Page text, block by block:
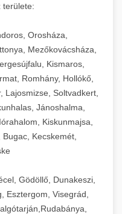
megoldások.
gép
számára. Nagy
precíz
+
és hűtőkamrák
számára.
nagy
+
nagy
Gyors tisztítási
Gép +
reszelési
+
területe:
Orosháza,
Mezőkovácsháza,
Kismaros,
Romhány, Hollókő,
Lajosmizse, Soltvadkert,
Jánoshalma,
Kiskunmajsa,
Kecskemét,
Gödöllő, Dunakeszi,
Esztergom, Visegrád,